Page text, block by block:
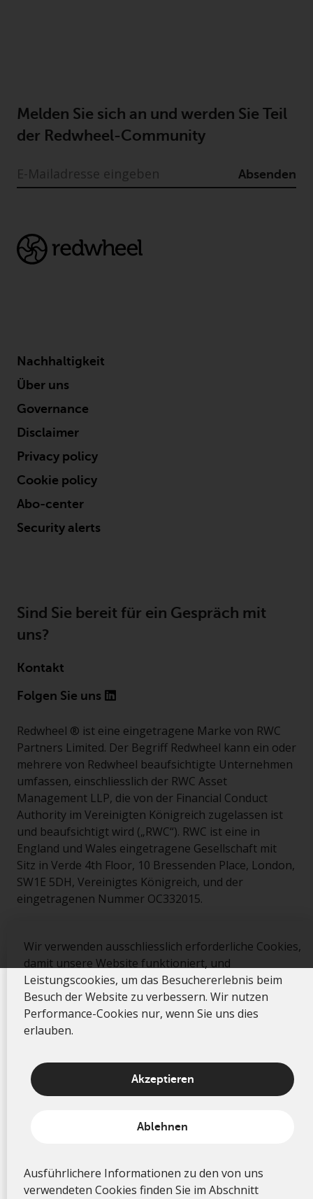
We use strictly necessary cookies to enable our site
to work and performance cookies to improve the
visitor experience when visiting the site. We will only
set performance cookies if you permit us to.
Accept
Decline
For more detailed information about the cookies we
use, see the „Cookie Usage“ section of ourPrivacy
Melden Sie sich an und werden Sie Teil
der Redwheel-Community
Absenden
Nachhaltigkeit
Über uns
Governance
Disclaimer
Privacy policy
Cookie policy
Abo-center
Security alerts
Sind Sie bereit für ein Gespräch mit
uns?
Kontakt
Folgen Sie uns
Redwheel ® ist eine eingetragene Marke von RWC
Partners Limited. Der Begriff Redwheel kann ein oder
mehrere von Redwheel beaufsichtigte Unternehmen
umfassen, einschliesslich der RWC Asset
Management LLP, die von der Financial Conduct
Authority im Vereinigten Königreich zugelassen ist
und beaufsichtigt wird („RWC“). RWC ist eine in
England und Wales eingetragene Gesellschaft mit
Sitz in Verde 4th Floor, 10 Bressenden Place, London,
SW1E 5DH, Vereinigtes Königreich, und der
eingetragenen Nummer OC332015.
Wir verwenden ausschliesslich erforderliche Cookies,
damit unsere Website funktioniert, und
Leistungscookies, um das Besuchererlebnis beim
Besuch der Website zu verbessern. Wir nutzen
Performance-Cookies nur, wenn Sie uns dies
erlauben.
Akzeptieren
Ablehnen
Ausführlichere Informationen zu den von uns
verwendeten Cookies finden Sie im Abschnitt